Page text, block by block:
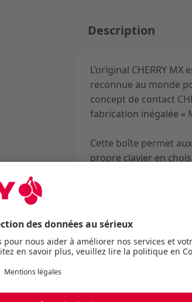
Description
L’original CHERRY
reconnue au monde
concept de contact
fabrication inégalée «
Cette boîte permet
propre clavier en
préféré. Une boîte
Le MX BLOSSOM
switch linéaire le plus
confort, il offre une
résistance à peine
et sans effort, ce